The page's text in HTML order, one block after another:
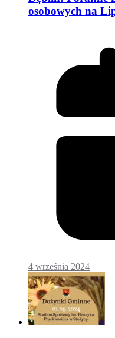
osobowych na
4 września 2024